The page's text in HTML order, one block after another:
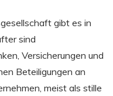
gibt es in
sind
Versicherungen und
Beteiligungen an
meist als stille